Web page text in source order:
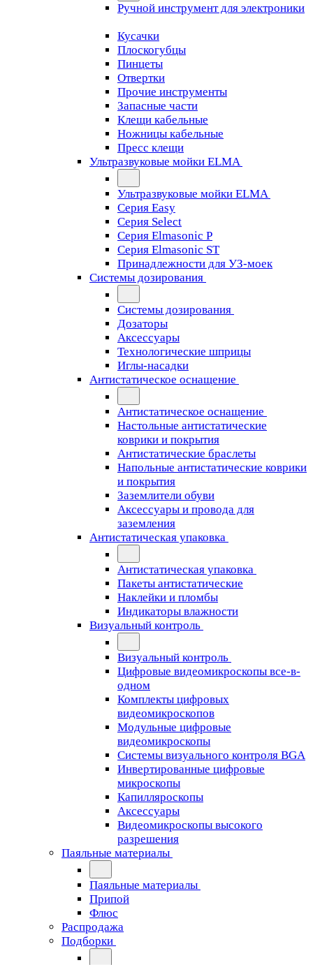
Ручной инструмент для электроники
Кусачки
Плоскогубцы
Пинцеты
Отвертки
Прочие инструменты
Запасные части
Клещи кабельные
Ножницы кабельные
Пресс клещи
Ультразвуковые мойки ELMA
Ультразвуковые мойки ELMA
Серия Easy
Серия Select
Серия Elmasonic P
Серия Elmasonic ST
Принадлежности для УЗ-моек
Системы дозирования
Системы дозирования
Дозаторы
Аксессуары
Технологические шприцы
Иглы-насадки
Антистатическое оснащение
Антистатическое оснащение
Настольные антистатические
коврики и покрытия
Антистатические браслеты
Напольные антистатические коврики
и покрытия
Заземлители обуви
Аксессуары и провода для
заземления
Антистатическая упаковка
Антистатическая упаковка
Пакеты антистатические
Наклейки и пломбы
Индикаторы влажности
Визуальный контроль
Визуальный контроль
Цифровые видеомикроскопы все-в-
одном
Комплекты цифровых
видеомикроскопов
Модульные цифровые
видеомикроскопы
Cистемы визуального контроля BGA
Инвертированные цифровые
микроскопы
Капилляроскопы
Аксессуары
Видеомикроскопы высокого
разрешения
Паяльные материалы
Паяльные материалы
Припой
Флюс
Распродажа
Подборки